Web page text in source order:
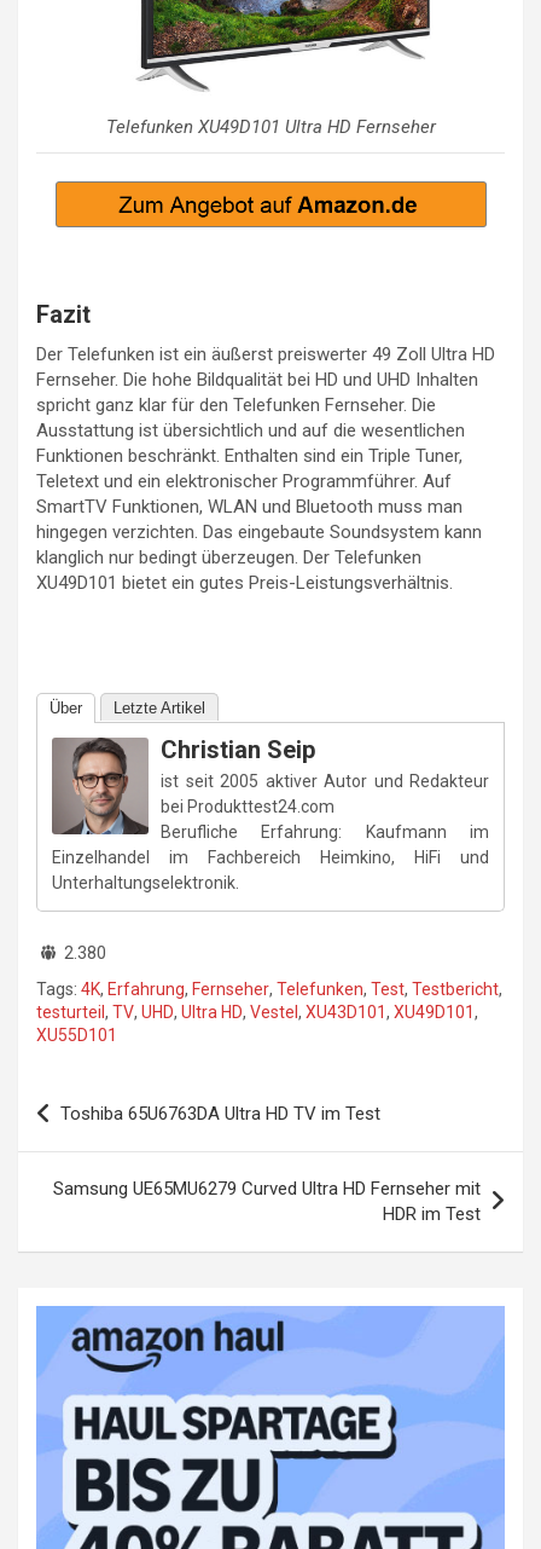
Telefunken XU49D101 Ultra HD Fernseher
Fazit
Der Telefunken ist ein äußerst preiswerter 49 Zoll Ultra HD
Fernseher. Die hohe Bildqualität bei HD und UHD Inhalten
spricht ganz klar für den Telefunken Fernseher. Die
Ausstattung ist übersichtlich und auf die wesentlichen
Funktionen beschränkt. Enthalten sind ein Triple Tuner,
Teletext und ein elektronischer Programmführer. Auf
SmartTV Funktionen, WLAN und Bluetooth muss man
hingegen verzichten. Das eingebaute Soundsystem kann
klanglich nur bedingt überzeugen. Der Telefunken
XU49D101 bietet ein gutes Preis-Leistungsverhältnis.
Über Letzte Artikel
Christian Seip
ist seit 2005 aktiver Autor und Redakteur
bei Produkttest24.com
Berufliche Erfahrung: Kaufmann im
Einzelhandel im Fachbereich Heimkino, HiFi und
Unterhaltungselektronik.
2.380
Tags: 4K, Erfahrung, Fernseher, Telefunken, Test, Testbericht,
testurteil , TV, UHD, Ultra HD, Vestel , XU43D101, XU49D101,
XU55D101
Beitragsnavigation
Toshiba 65U6763DA Ultra HD TV im Test
Samsung UE65MU6279 Curved Ultra HD Fernseher mit
HDR im Test